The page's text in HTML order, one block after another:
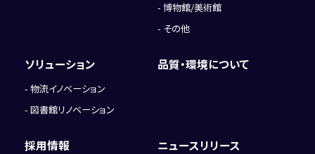
博物館/美術館
その他
ソリューション
物流イノベーション
図書館リノベーション
品質・環境について
採用情報 ニュースリリース